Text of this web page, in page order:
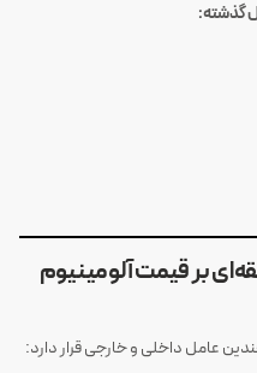
گذشته:
بر قیمت آلومینیوم
عامل داخلی و خارجی قرار دارد: